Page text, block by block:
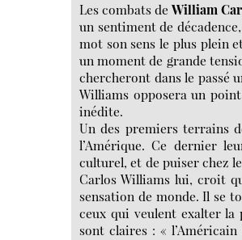
Les combats deWilliam
un sentiment de
mot son sens le plus plein
un moment de grande
chercheront dans le passé
Williams opposera un
inédite.
Un des premiers terrains
l’Amérique. Ce dernier
culturel, et de puiser chez
Carlos Williams lui, croit
sensation de monde. Il se
ceux qui veulent exalter la
sont claires : «